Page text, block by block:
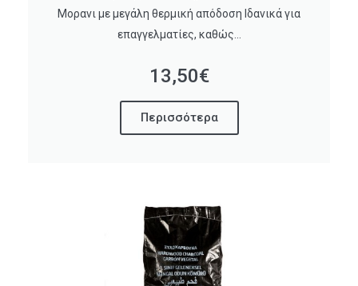
Μορανι με μεγάλη θερμική απόδοση Ιδανικά για
επαγγελματίες, καθώς...
13,50€
Περισσότερα